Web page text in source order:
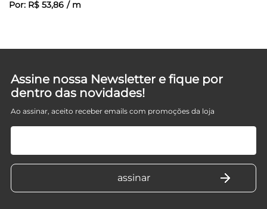
Por: R$ 53,86 / m
Assine nossa Newsletter e fique por
dentro das novidades!
Ao assinar, aceito receber emails com promoções da loja